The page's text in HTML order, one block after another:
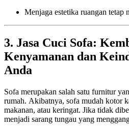
Menjaga estetika ruangan tetap
3. Jasa Cuci Sofa:
Kenyamanan dan
Anda
Sofa merupakan salah satu furnitur
rumah. Akibatnya, sofa mudah kotor
makanan, atau keringat. Jika tidak
menjadi sarang tungau yang